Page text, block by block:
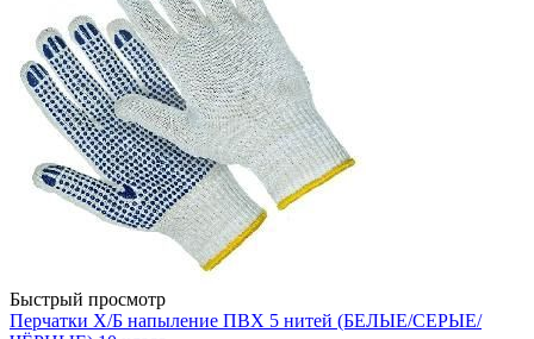
Быстрый просмотр
Перчатки Х/Б напыление ПВХ 5 нитей (БЕЛЫЕ/СЕРЫЕ/